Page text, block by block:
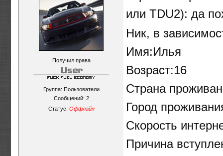
Получил права
Группа: Пользователи
Сообщений: 2
Статус: Оффлайн
или TDU2): да
Ник, в
Имя:Илья
Возраст:16
Страна
Город
Скорость
Причина